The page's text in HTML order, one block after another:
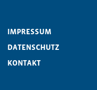
IMPRESSUM
DATENSCHUTZ
KONTAKT